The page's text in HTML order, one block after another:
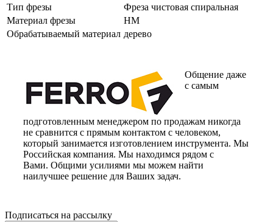
Тип фрезы
Фреза чистовая спиральная
Материал фрезы
HM
Обрабатываемый материал дерево
Общение даже
с самым
подготовленным менеджером по продажам никогда
не сравнится с прямым контактом с человеком,
который занимается изготовлением инструмента. Мы
Российская компания. Мы находимся рядом с
Вами. Общими усилиями мы можем найти
наилучшее решение для Ваших задач.
Подписаться на рассылку